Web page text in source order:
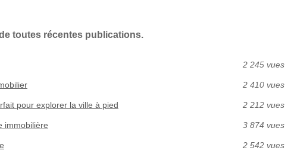
toutes récentes publications.
2 245 vues
2 410 vues
pour explorer la ville à pied 2 212 vues
immobilière 3 874 vues
2 542 vues